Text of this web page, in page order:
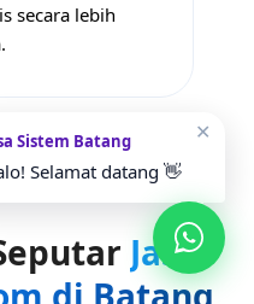
secara lebih
Jasa
✕
Sistem Batang
Selamat datang 👋